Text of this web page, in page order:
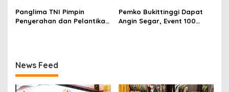
Bertajuk “Torang Samua
Basudara”
Adaptasi
Panglima TNI Pimpin
Penyerahan dan Pelantikan
Pemko Bukittinggi Dapat
Angin Segar, Event 100
News Feed